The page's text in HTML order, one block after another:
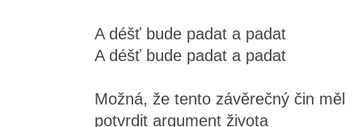
A déšť bude padat a padat
A déšť bude padat a padat
Možná, že tento závěrečný čin měl
potvrdit argument života